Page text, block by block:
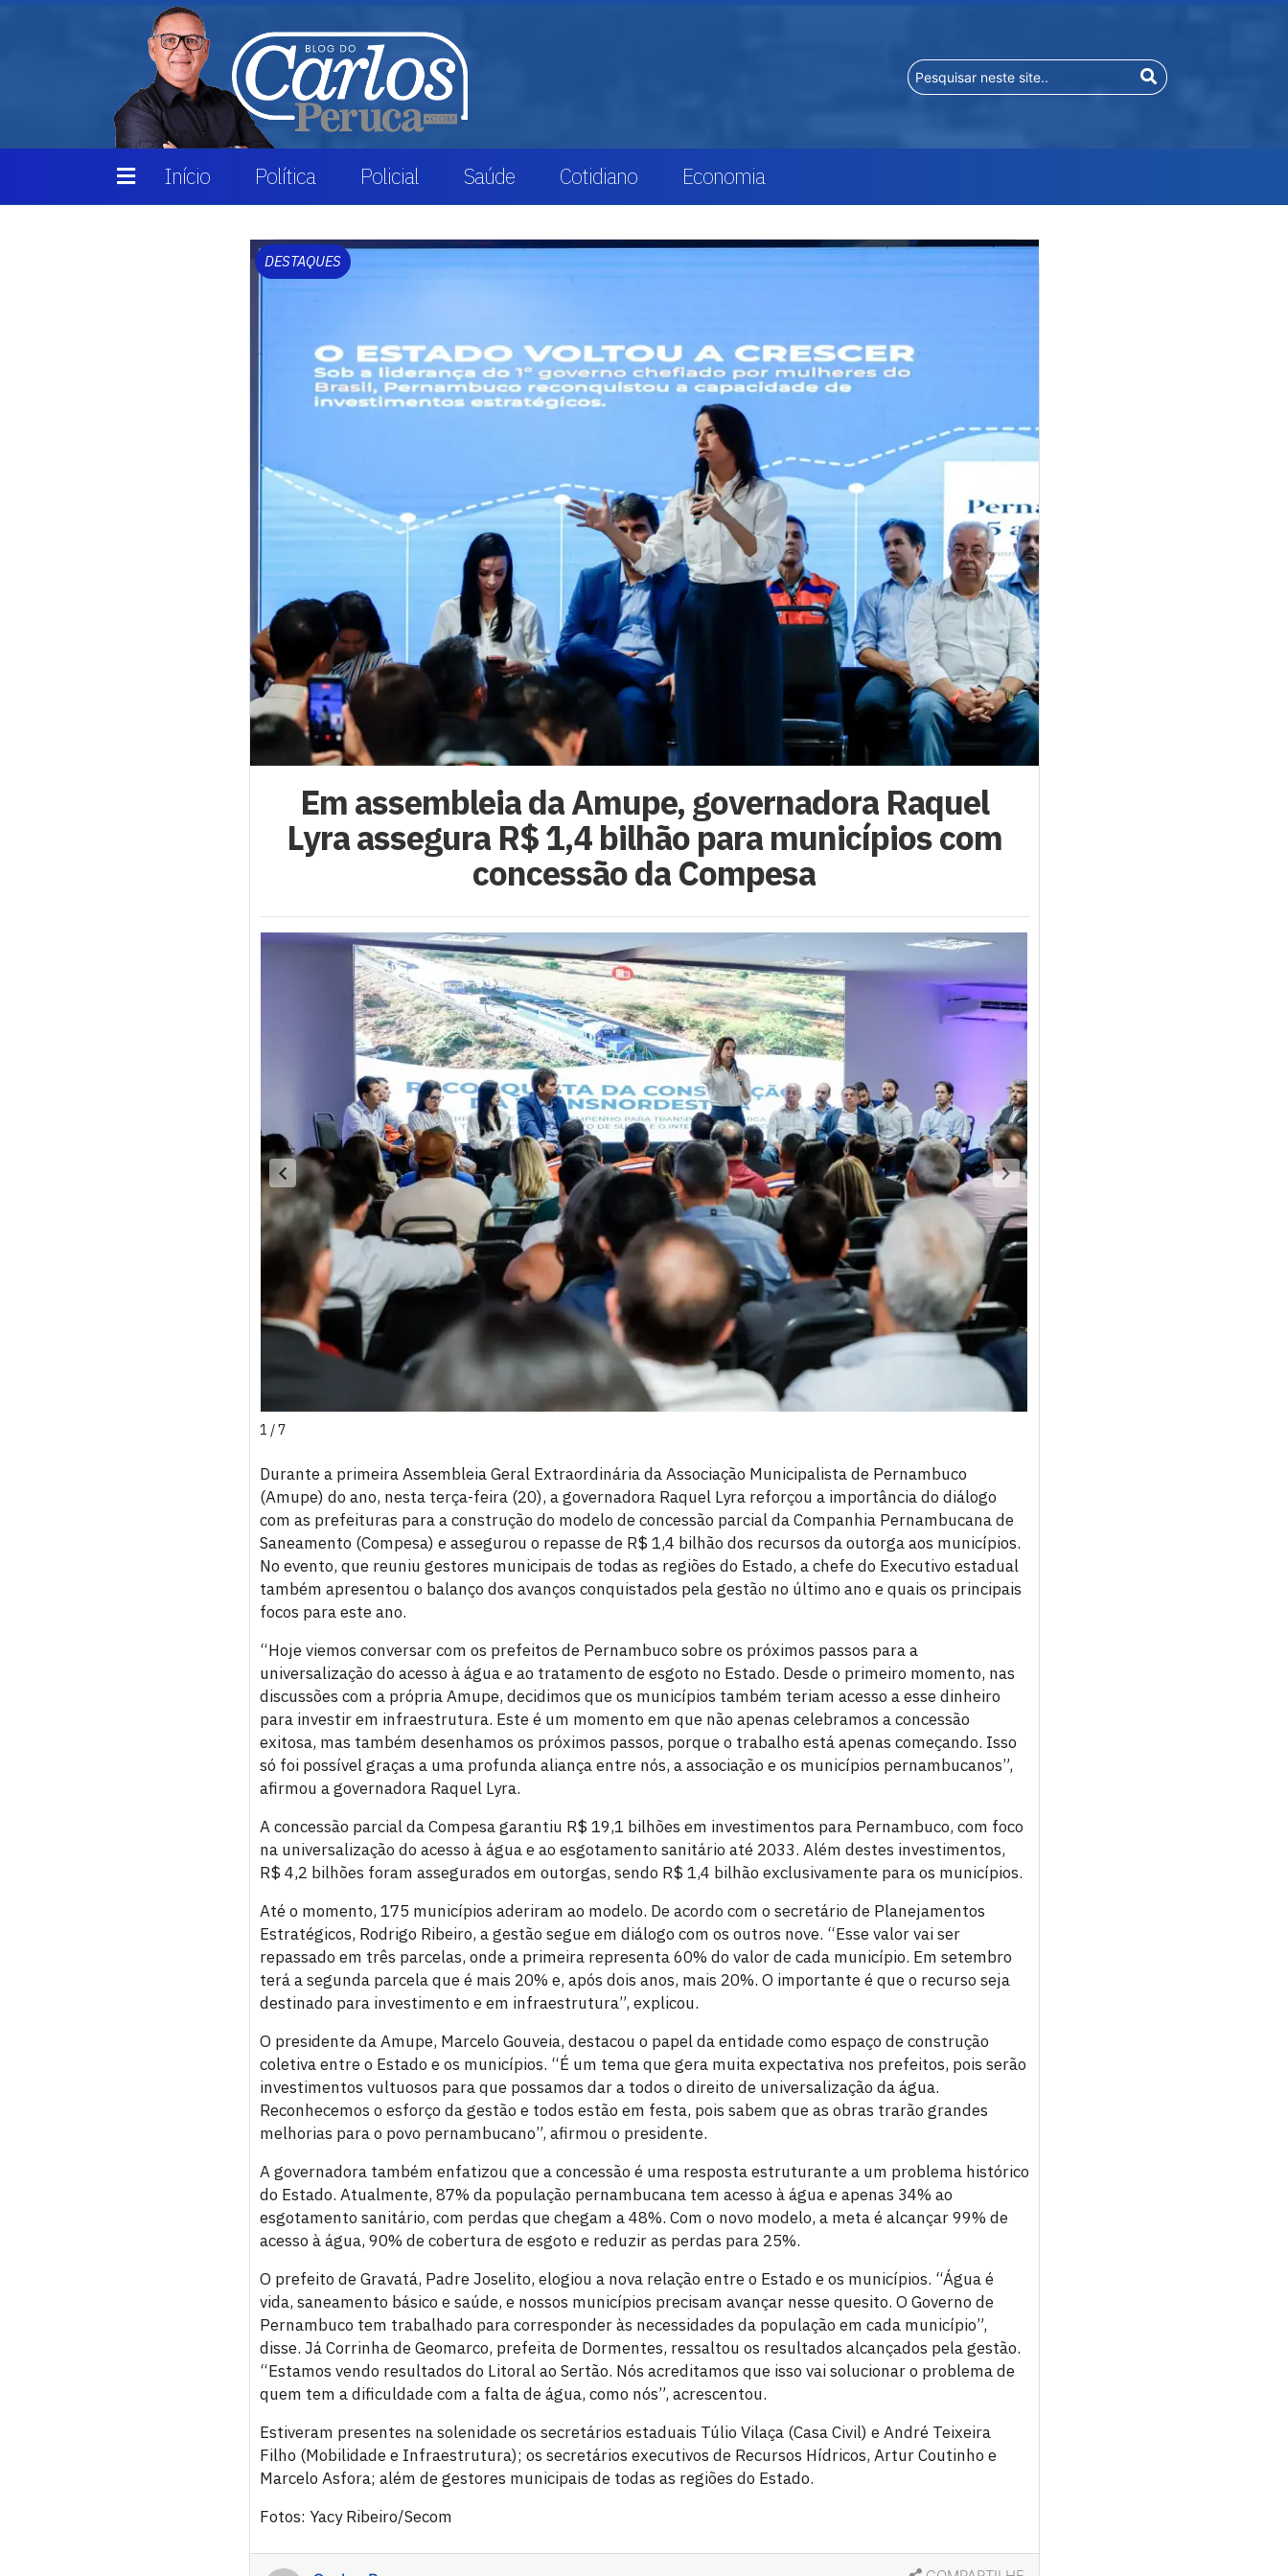
Início Política Policial Saúde Cotidiano Economia
DESTAQUES
Em assembleia da Amupe, governadora Raquel
Lyra assegura R$ 1,4 bilhão para municípios com
concessão da Compesa
1 / 7
Durante a primeira Assembleia Geral Extraordinária da Associação Municipalista de Pernambuco
(Amupe) do ano, nesta terça-feira (20), a governadora Raquel Lyra reforçou a importância do diálogo
com as prefeituras para a construção do modelo de concessão parcial da Companhia Pernambucana de
Saneamento (Compesa) e assegurou o repasse de R$ 1,4 bilhão dos recursos da outorga aos municípios.
No evento, que reuniu gestores municipais de todas as regiões do Estado, a chefe do Executivo estadual
também apresentou o balanço dos avanços conquistados pela gestão no último ano e quais os principais
focos para este ano.
“Hoje viemos conversar com os prefeitos de Pernambuco sobre os próximos passos para a
universalização do acesso à água e ao tratamento de esgoto no Estado. Desde o primeiro momento, nas
discussões com a própria Amupe, decidimos que os municípios também teriam acesso a esse dinheiro
para investir em infraestrutura. Este é um momento em que não apenas celebramos a concessão
exitosa, mas também desenhamos os próximos passos, porque o trabalho está apenas começando. Isso
só foi possível graças a uma profunda aliança entre nós, a associação e os municípios pernambucanos”,
afirmou a governadora Raquel Lyra.
A concessão parcial da Compesa garantiu R$ 19,1 bilhões em investimentos para Pernambuco, com foco
na universalização do acesso à água e ao esgotamento sanitário até 2033. Além destes investimentos,
R$ 4,2 bilhões foram assegurados em outorgas, sendo R$ 1,4 bilhão exclusivamente para os municípios.
Até o momento, 175 municípios aderiram ao modelo. De acordo com o secretário de Planejamentos
Estratégicos, Rodrigo Ribeiro, a gestão segue em diálogo com os outros nove. “Esse valor vai ser
repassado em três parcelas, onde a primeira representa 60% do valor de cada município. Em setembro
terá a segunda parcela que é mais 20% e, após dois anos, mais 20%. O importante é que o recurso seja
destinado para investimento e em infraestrutura”, explicou.
O presidente da Amupe, Marcelo Gouveia, destacou o papel da entidade como espaço de construção
coletiva entre o Estado e os municípios. “É um tema que gera muita expectativa nos prefeitos, pois serão
investimentos vultuosos para que possamos dar a todos o direito de universalização da água.
Reconhecemos o esforço da gestão e todos estão em festa, pois sabem que as obras trarão grandes
melhorias para o povo pernambucano”, afirmou o presidente.
A governadora também enfatizou que a concessão é uma resposta estruturante a um problema histórico
do Estado. Atualmente, 87% da população pernambucana tem acesso à água e apenas 34% ao
esgotamento sanitário, com perdas que chegam a 48%. Com o novo modelo, a meta é alcançar 99% de
acesso à água, 90% de cobertura de esgoto e reduzir as perdas para 25%.
O prefeito de Gravatá, Padre Joselito, elogiou a nova relação entre o Estado e os municípios. “Água é
vida, saneamento básico e saúde, e nossos municípios precisam avançar nesse quesito. O Governo de
Pernambuco tem trabalhado para corresponder às necessidades da população em cada município”,
disse. Já Corrinha de Geomarco, prefeita de Dormentes, ressaltou os resultados alcançados pela gestão.
“Estamos vendo resultados do Litoral ao Sertão. Nós acreditamos que isso vai solucionar o problema de
quem tem a dificuldade com a falta de água, como nós”, acrescentou.
Estiveram presentes na solenidade os secretários estaduais Túlio Vilaça (Casa Civil) e André Teixeira
Filho (Mobilidade e Infraestrutura); os secretários executivos de Recursos Hídricos, Artur Coutinho e
Marcelo Asfora; além de gestores municipais de todas as regiões do Estado.
Fotos: Yacy Ribeiro/Secom